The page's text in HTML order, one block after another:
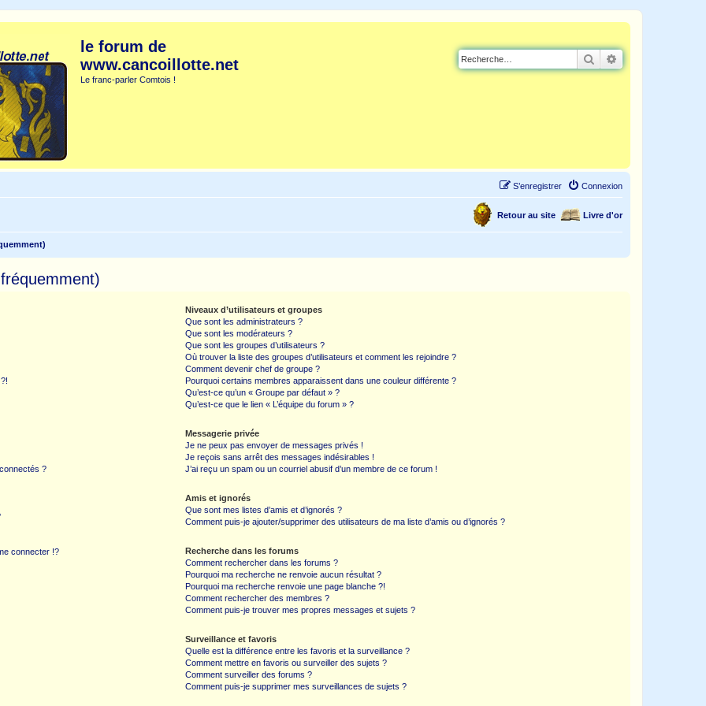
le forum de
www.cancoillotte.net
Le franc-parler Comtois !
Rechercher
Connexion
S’enregistrer
Livre d'or
Retour au site
?
connecter !?
Niveaux d’utilisateurs et groupes
Que sont les administrateurs ?
Que sont les modérateurs ?
Que sont les groupes d’utilisateurs ?
Où trouver la liste des groupes d’utilisateurs et comment les rejoindre ?
Comment devenir chef de groupe ?
Pourquoi certains membres apparaissent dans une couleur différente ?
Qu’est-ce qu’un « Groupe par défaut » ?
Qu’est-ce que le lien « L’équipe du forum » ?
Messagerie privée
Je ne peux pas envoyer de messages privés !
Je reçois sans arrêt des messages indésirables !
J’ai reçu un spam ou un courriel abusif d’un membre de ce forum !
Amis et ignorés
Que sont mes listes d’amis et d’ignorés ?
Comment puis-je ajouter/supprimer des utilisateurs de ma liste d’amis ou d’ignorés ?
Recherche dans les forums
Comment rechercher dans les forums ?
Pourquoi ma recherche ne renvoie aucun résultat ?
Pourquoi ma recherche renvoie une page blanche ?!
Comment rechercher des membres ?
Comment puis-je trouver mes propres messages et sujets ?
Surveillance et favoris
Quelle est la différence entre les favoris et la surveillance ?
Comment mettre en favoris ou surveiller des sujets ?
Comment surveiller des forums ?
Comment puis-je supprimer mes surveillances de sujets ?